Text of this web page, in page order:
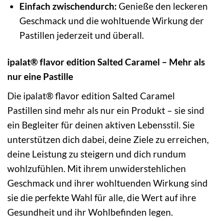
Einfach zwischendurch: Genieße den leckeren
Geschmack und die wohltuende Wirkung der
Pastillen jederzeit und überall.
ipalat® flavor edition Salted Caramel – Mehr als
nur eine Pastille
Die ipalat® flavor edition Salted Caramel
Pastillen sind mehr als nur ein Produkt – sie sind
ein Begleiter für deinen aktiven Lebensstil. Sie
unterstützen dich dabei, deine Ziele zu erreichen,
deine Leistung zu steigern und dich rundum
wohlzufühlen. Mit ihrem unwiderstehlichen
Geschmack und ihrer wohltuenden Wirkung sind
sie die perfekte Wahl für alle, die Wert auf ihre
Gesundheit und ihr Wohlbefinden legen.